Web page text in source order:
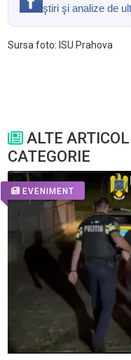
ştiri şi analize de
Sursa foto: ISU Prahova
ALTE
CATEGORIE
EVENIMENT